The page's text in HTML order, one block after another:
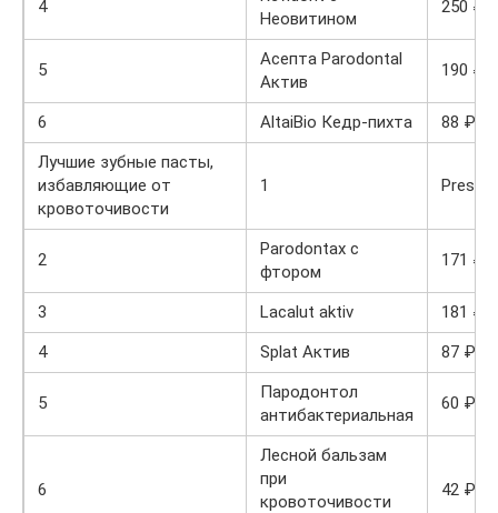
4
Неовитином
250 ₽
5
Асепта Parodontal
Актив
190 ₽
6 AltaiBio Кедр-пихта
88 ₽
Лучшие зубные пасты,
избавляющие от
кровоточивости
1
2
Parodontax с
фтором
171 ₽
3 Lacalut aktiv
181 ₽
4
Splat Актив 87 ₽
5
Пародонтол
антибактериальная
60 ₽
6
Лесной бальзам
при
кровоточивости
42 ₽